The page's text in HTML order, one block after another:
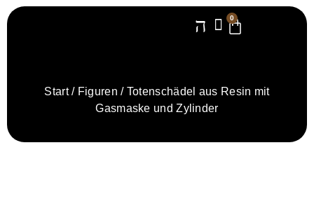
0
Start/ Figuren / Totenschädel aus Resin mit
Gasmaske und Zylinder